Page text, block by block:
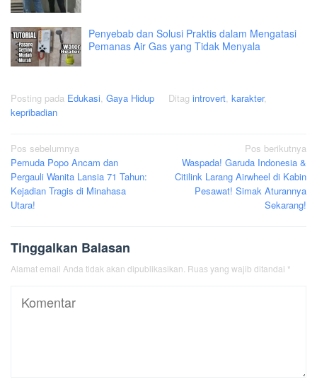
Penyebab dan Solusi Praktis dalam Mengatasi
Pemanas Air Gas yang Tidak Menyala
Posting pada Edukasi, Gaya Hidup Ditag introvert, karakter,
kepribadian
Navigasi
pos
Pos sebelumnya
Pemuda Popo Ancam dan
Pergauli Wanita Lansia 71 Tahun:
Kejadian Tragis di Minahasa
Utara!
Pos berikutnya
Waspada! Garuda Indonesia &
Citilink Larang Airwheel di Kabin
Pesawat! Simak Aturannya
Sekarang!
Tinggalkan Balasan
Alamat email Anda tidak akan dipublikasikan. Ruas yang wajib ditandai *